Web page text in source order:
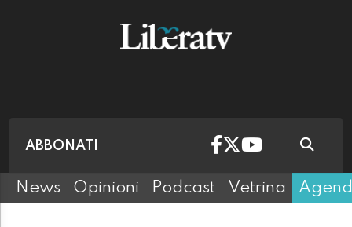
ABBONATI
News Opinioni Podcast Vetrina